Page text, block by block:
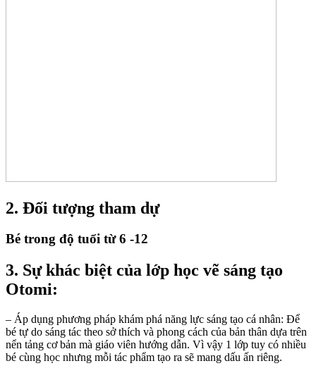
2. Đối tượng tham dự
Bé trong độ tuổi từ 6 -12
3. Sự khác biệt của lớp học vẽ sáng tạo
Otomi:
– Áp dụng phương pháp khám phá năng lực sáng tạo cá nhân: Để
bé tự do sáng tác theo sở thích và phong cách của bản thân dựa trên
nển tảng cơ bản mà giáo viên hướng dẫn. Vì vậy 1 lớp tuy có nhiều
bé cùng học nhưng mỗi tác phẩm tạo ra sẽ mang dấu ấn riêng.